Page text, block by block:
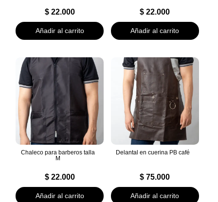
$22.000
Añadir al carrito
$ 22.000
Añadir al carrito
Chaleco para barberos talla
M
$22.000
Añadir al carrito
Delantal en cuerina PB café
$ 75.000
Añadir al carrito